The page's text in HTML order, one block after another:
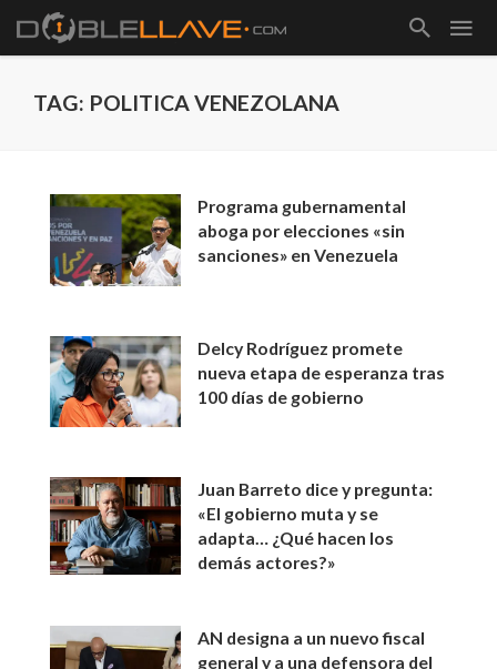
TAG: POLITICA VENEZOLANA
Programa gubernamental
aboga por elecciones «sin
sanciones» en Venezuela
Delcy Rodríguez promete
nueva etapa de esperanza tras
100 días de gobierno
Juan Barreto dice y pregunta:
«El gobierno muta y se
adapta… ¿Qué hacen los
demás actores?»
AN designa a un nuevo fiscal
general y a una defensora del